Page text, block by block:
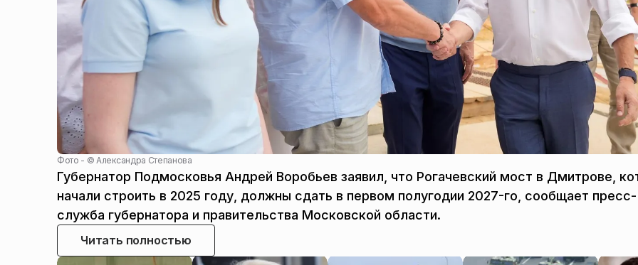
Фото - ©Александра Степанова
Губернатор Подмосковья Андрей Воробьев заявил, что Рогачевский мост в Дмитрове,
начали строить в 2025 году, должны сдать в первом полугодии 2027-го, сообщает пресс-
служба губернатора и правительства Московской области.
Читать полностью